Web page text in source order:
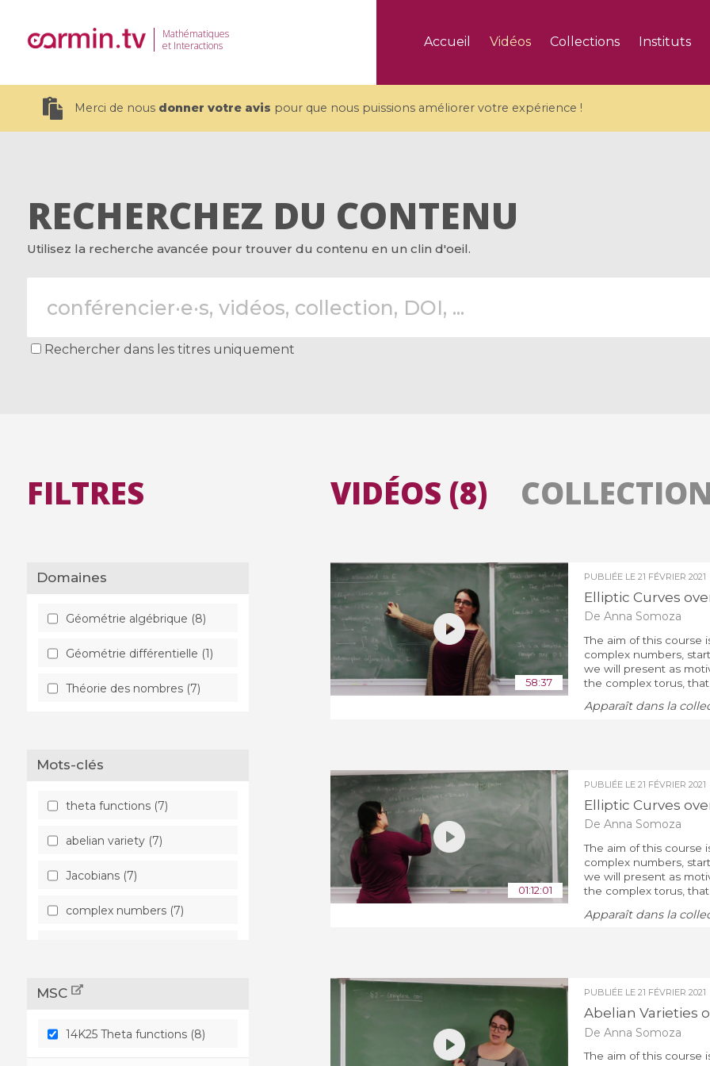
Mathématiques
et Interactions
Accueil Vidéos Collections Instituts
Merci de nous donner votre avis pour que nous puissions améliorer votre expérience !
19 videos
CEMRACS 2026 : Modeling and AI
Recherche Avancée en Calcul
5 videos
Coulomb branches and affine
affines
RECHERCHEZ DU CONTENU
Utilisez la recherche avancée pour trouver du contenu en un clin d'oeil.
Rechercher dans les titres uniquement
FILTRES
Domaines
Géométrie algébrique (8)
Géométrie différentielle (1)
Théorie des nombres (7)
Mots-clés
theta functions (7)
abelian variety (7)
Jacobians (7)
complex numbers (7)
MSC
14K25 Theta functions (8)
VIDÉOS (8)
58:37
PUBLIÉE LE 21 FÉVRIER 2021
Elliptic Curves
De Anna Somoza
The aim of this course
complex numbers,
we will present as
the complex torus,
Apparaît dans la
01:12:01
PUBLIÉE LE 21 FÉVRIER 2021
Elliptic Curves
De Anna Somoza
The aim of this course
complex numbers,
we will present as
the complex torus,
Apparaît dans la
PUBLIÉE LE 21 FÉVRIER 2021
Abelian Varieties
De Anna Somoza
The aim of this course